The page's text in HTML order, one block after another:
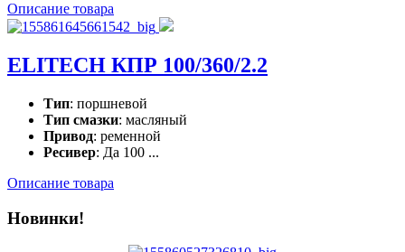
Описание товара
ELITECH КПР 100/360/2.2
Тип: поршневой
Тип смазки: масляный
Привод: ременной
Ресивер: Да 100 ...
Описание товара
Новинки!